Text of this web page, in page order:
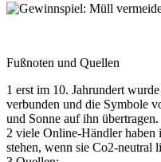
Fußnoten und Quellen
1 erst im 10. Jahrundert
verbunden und die Symbole
und Sonne auf ihn übertragen.
2 viele Online-Händler
stehen, wenn sie Co2-neutral